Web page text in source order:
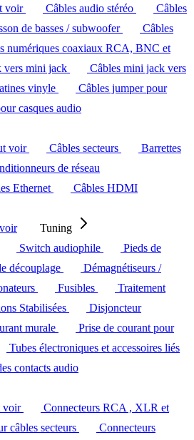
voir Câbles audio stéréo
Câbles
de basses / subwoofer
Câbles
numériques coaxiaux RCA, BNC et
vers mini jack
Câbles mini jack vers
vinyle
Câbles jumper pour
casques audio
voir Câbles secteurs
Barrettes
de réseau
Ethernet
Câbles HDMI
Tuning
Switch audiophile
Pieds de
découplage
Démagnétiseurs /
Fusibles
Traitement
Stabilisées
Disjoncteur
murale
Prise de courant pour
Tubes électroniques et accessoires liés
contacts audio
voir
Connecteurs RCA , XLR et
câbles secteurs
Connecteurs